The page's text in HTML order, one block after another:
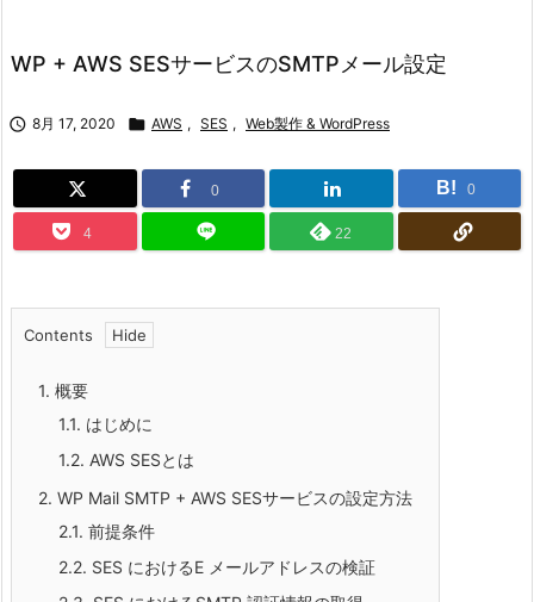
WP + AWS SESサービスのSMTPメール設定
 8月 17, 2020  AWS , SES , Web製作 & WordPress
0 B! 0
4 22
Contents
1. 概要
1.1. はじめに
1.2. AWS SESとは
2. WP Mail SMTP + AWS SESサービスの設定方法
2.1. 前提条件
2.2. SES におけるE メールアドレスの検証